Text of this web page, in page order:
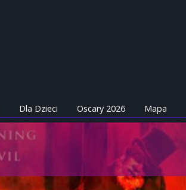
Dla Dzieci Oscary 2026 Mapa